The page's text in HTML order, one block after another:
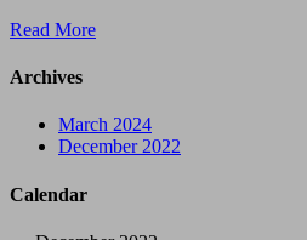
Read More
Archives
March 2024
December 2022
Calendar